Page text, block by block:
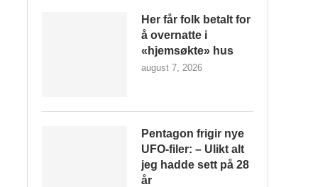
Her får folk betalt for
å overnatte i
«hjemsøkte» hus
august 7, 2026
Pentagon frigir nye
UFO-filer: – Ulikt alt
jeg hadde sett på 28
år